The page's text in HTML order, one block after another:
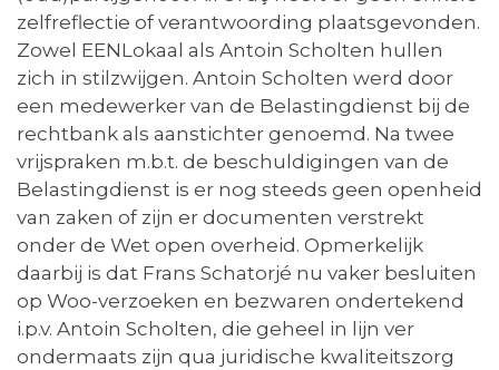
zelfreflectie of verantwoording plaatsgevonden.
Zowel EENLokaal als Antoin Scholten hullen
zich in stilzwijgen. Antoin Scholten werd door
een medewerker van de Belastingdienst bij de
rechtbank als aanstichter genoemd. Na twee
vrijspraken m.b.t. de beschuldigingen van de
Belastingdienst is er nog steeds geen openheid
van zaken of zijn er documenten verstrekt
onder de Wet open overheid. Opmerkelijk
daarbij is dat Frans Schatorjé nu vaker besluiten
op Woo-verzoeken en bezwaren ondertekend
i.p.v. Antoin Scholten, die geheel in lijn ver
ondermaats zijn qua juridische kwaliteitszorg